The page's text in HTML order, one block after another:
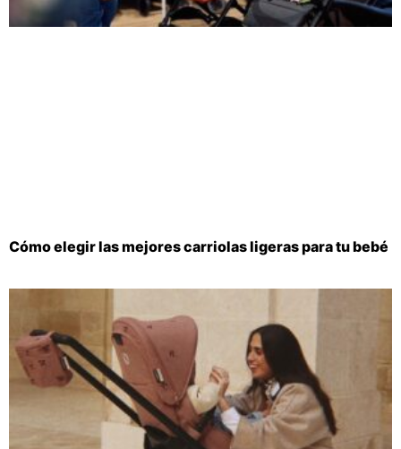
Cómo elegir las mejores carriolas ligeras para tu bebé